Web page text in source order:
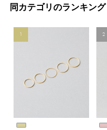
同カテゴリのランキング
1 2